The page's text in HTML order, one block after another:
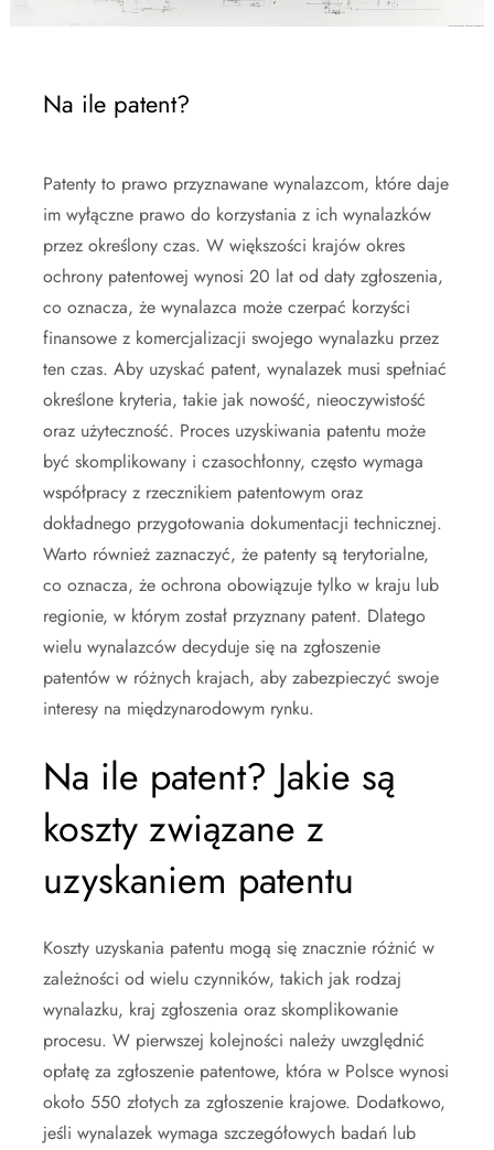
Na ile patent?
Patenty to prawo przyznawane wynalazcom, które daje
im wyłączne prawo do korzystania z ich wynalazków
przez określony czas. W większości krajów okres
ochrony patentowej wynosi 20 lat od daty zgłoszenia,
co oznacza, że wynalazca może czerpać korzyści
finansowe z komercjalizacji swojego wynalazku przez
ten czas. Aby uzyskać patent, wynalazek musi spełniać
określone kryteria, takie jak nowość, nieoczywistość
oraz użyteczność. Proces uzyskiwania patentu może
być skomplikowany i czasochłonny, często wymaga
współpracy z rzecznikiem patentowym oraz
dokładnego przygotowania dokumentacji technicznej.
Warto również zaznaczyć, że patenty są terytorialne,
co oznacza, że ochrona obowiązuje tylko w kraju lub
regionie, w którym został przyznany patent. Dlatego
wielu wynalazców decyduje się na zgłoszenie
patentów w różnych krajach, aby zabezpieczyć swoje
interesy na międzynarodowym rynku.
Na ile patent? Jakie są
koszty związane z
uzyskaniem patentu
Koszty uzyskania patentu mogą się znacznie różnić w
zależności od wielu czynników, takich jak rodzaj
wynalazku, kraj zgłoszenia oraz skomplikowanie
procesu. W pierwszej kolejności należy uwzględnić
opłatę za zgłoszenie patentowe, która w Polsce wynosi
około 550 złotych za zgłoszenie krajowe. Dodatkowo,
jeśli wynalazek wymaga szczegółowych badań lub